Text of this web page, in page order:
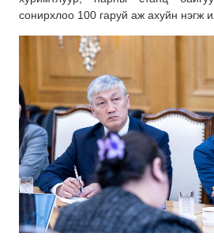
сонирхлоо 100 гаруй аж ахуйн нэгж